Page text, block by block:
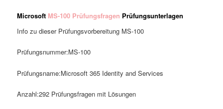
Microsoft MS-100 Prüfungsfragen Prüfungsunterlagen
Info zu dieser Prüfungsvorbereitung MS-100
Prüfungsnummer:MS-100
Prüfungsname:Microsoft 365 Identity and Services
Anzahl:292 Prüfungsfragen mit Lösungen